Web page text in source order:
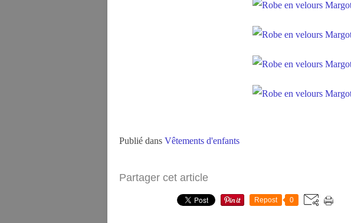
Publié dans Vêtements d'enfants
Partager cet article
Repost 0